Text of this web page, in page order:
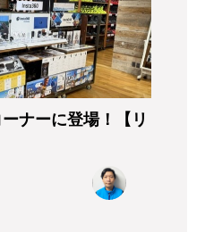
ナーに登場！【リ